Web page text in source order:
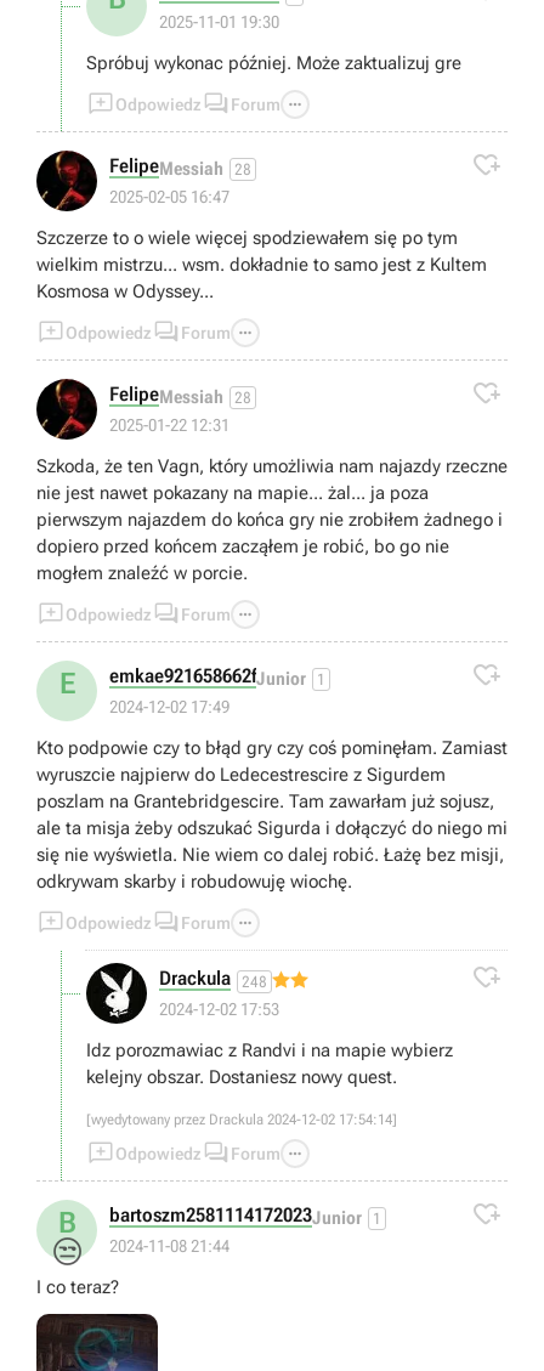
2025-11-01 19:30
Spróbuj wykonac później. Może zaktualizuj gre
Odpowiedz  Forum 
FelipeMessiah 28
2025-02-05 16:47

Szczerze to o wiele więcej spodziewałem się po tym
wielkim mistrzu... wsm. dokładnie to samo jest z Kultem
Kosmosa w Odyssey...
Odpowiedz  Forum 
FelipeMessiah 28
2025-01-22 12:31

Szkoda, że ten Vagn, który umożliwia nam najazdy rzeczne
nie jest nawet pokazany na mapie... żal... ja poza
pierwszym najazdem do końca gry nie zrobiłem żadnego i
dopiero przed końcem zacząłem je robić, bo go nie
mogłem znaleźć w porcie.
Odpowiedz  Forum 
E emkae921658662fJunior 1
2024-12-02 17:49

Kto podpowie czy to błąd gry czy coś pominęłam. Zamiast
wyruszcie najpierw do Ledecestrescire z Sigurdem
poszlam na Grantebridgescire. Tam zawarłam już sojusz,
ale ta misja żeby odszukać Sigurda i dołączyć do niego mi
się nie wyświetla. Nie wiem co dalej robić. Łażę bez misji,
odkrywam skarby i robudowuję wiochę.
Odpowiedz  Forum 
Drackula 248
2024-12-02 17:53

Idz porozmawiac z Randvi i na mapie wybierz
kelejny obszar. Dostaniesz nowy quest.
[wyedytowany przez Drackula 2024-12-02 17:54:14]
Odpowiedz  Forum 
B
😒
bartoszm2581114172023Junior 1
2024-11-08 21:44

I co teraz?